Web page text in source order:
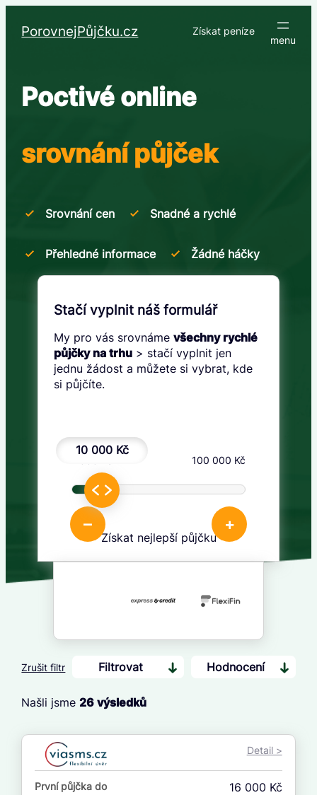
PorovnejPůjčku.cz Získat peníze
Poctivé online
srovnání půjček
Srovnání cen Snadné a rychlé
Přehledné informace Žádné háčky
Stačí vyplnit náš formulář
My pro vás srovnámevšechny rychlé
půjčky na trhu > stačí vyplnit jen
jednu žádost a můžete si vybrat, kde
si půjčíte.
10 000 Kč
– +
100 000 Kč
Získat nejlepší půjčku
Zrušit filtr Filtrovat Hodnocení
Od
Do
Našli jsme26 výsledků
Detail >
První půjčka do 16 000 Kč